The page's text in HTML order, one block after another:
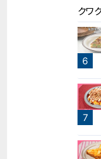
5
6
7